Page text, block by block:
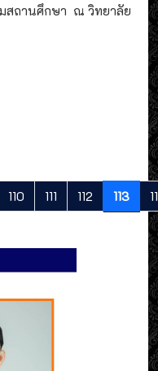
มสถานศึกษา ณ วิทยาลัย
110 111 112 113